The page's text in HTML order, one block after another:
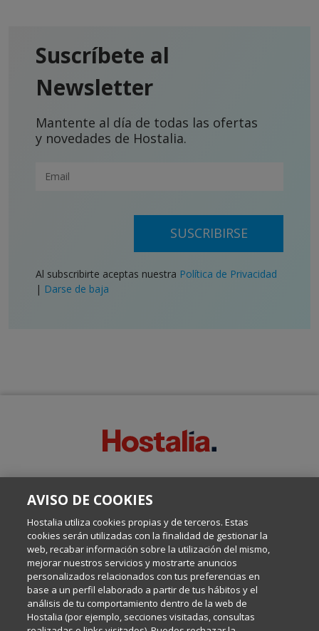
Suscríbete al
Newsletter
Mantente al día de todas las ofertas
y novedades de Hostalia.
SUSCRIBIRSE
Al subscribirte aceptas nuestra Política de Privacidad
| Darse de baja
Escrito por el equipo de Comunicación de Hostalia, dirigido por
Internet y Tecnología.
Política de privacidad
Política de cookies
AVISO DE COOKIES
Hostalia utiliza cookies propias y de terceros. Estas
cookies serán utilizadas con la finalidad de gestionar la
web, recabar información sobre la utilización del mismo,
mejorar nuestros servicios y mostrarte anuncios
personalizados relacionados con tus preferencias en
base a un perfil elaborado a partir de tus hábitos y el
análisis de tu comportamiento dentro de la web de
Hostalia (por ejemplo, secciones visitadas, consultas